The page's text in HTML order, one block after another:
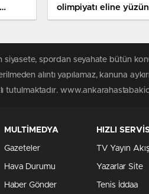
olimpiyatı eline
bulaştırdı
siyasete, spordan seyahate bütün
alıntı yapılamaz, kanuna
tutulmaktadır.
MULTİMEDYA
Gazeteler
Hava Durumu
Haber Gönder
HIZLI
TV Yayın
Yazarlar Site
Tenis İddaa